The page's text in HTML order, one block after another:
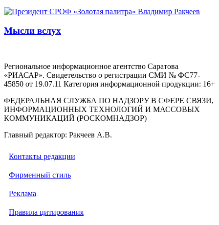
Мысли вслух
Региональное информационное агентство Саратова
«РИАСАР». Свидетельство о регистрации СМИ № ФС77-
45850 от 19.07.11 Категория информационной продукции: 16+
ФЕДЕРАЛЬНАЯ СЛУЖБА ПО НАДЗОРУ В СФЕРЕ СВЯЗИ,
ИНФОРМАЦИОННЫХ ТЕХНОЛОГИЙ И МАССОВЫХ
КОММУНИКАЦИЙ (РОСКОМНАДЗОР)
Главный редактор: Ракчеев А.В.
Контакты редакции
Фирменный стиль
Реклама
Правила цитирования